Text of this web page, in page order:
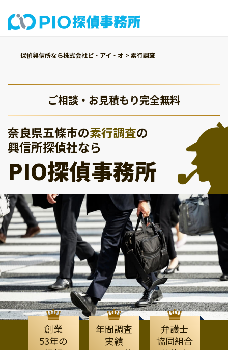
探偵興信所なら株式会社ピ・アイ・オ > 素行調査
ご相談・お見積もり完全無料
奈良県五條市の素行調査の
興信所探偵社なら
PIO探偵事務所
創業
53年の
年間調査
実績
弁護士
協同組合